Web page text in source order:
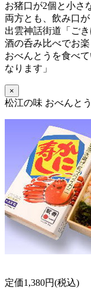
お猪口が2個と小さ
両方とも、飲み口
出雲神話街道「ご
酒の呑み比べでお楽
おべんとうを食べて
なります」
×
松江の味 おべんと
定価1,380円(税込)